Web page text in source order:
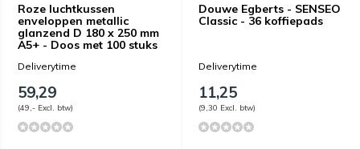
Roze luchtkussen
enveloppen metallic
glanzend D 180 x 250 mm
A5+ - Doos met 100 stuks
Deliverytime
59,29
(49,- Excl. btw)
Douwe Egberts - SENSEO
Classic - 36 koffiepads
Deliverytime
11,25
(9,30 Excl. btw)